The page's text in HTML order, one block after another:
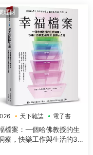
理財
天下雜誌 電子書
檔案：一個哈佛教授的生
察，快樂工作與生活的33